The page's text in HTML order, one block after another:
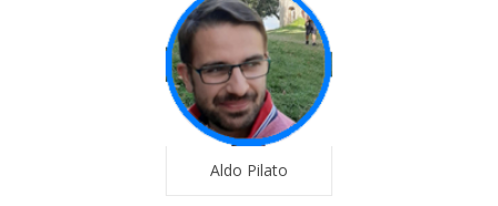
Aldo Pilato